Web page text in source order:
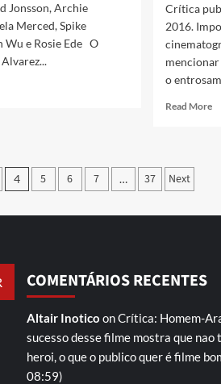
Jonsson, Archie
Merced, Spike
Wu e Rosie Ede O
Crítica
2016.
mencionar
o
Read More
4 5 6 7 … 37 Next
COMENTÁRIOS RECENTES
Altair Inotico onCrítica: Homem-
sucesso desse filme mostra que nao
heroi, o que o publico quer é filme
08:59)